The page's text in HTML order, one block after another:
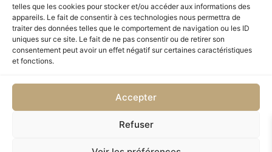
telles que les cookies pour stocker et/ou accéder aux informations des
appareils. Le fait de consentir à ces technologies nous permettra de
traiter des données telles que le comportement de navigation ou les ID
uniques sur ce site. Le fait de ne pas consentir ou de retirer son
consentement peut avoir un effet négatif sur certaines caractéristiques
et fonctions.
Accepter
Refuser
Suivez nous